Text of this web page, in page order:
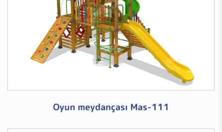
Oyun meydançası Mas-111